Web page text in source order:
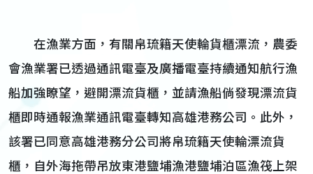
在漁業方面，有關帛琉籍天使輪貨櫃漂流，農委
會漁業署已透過通訊電臺及廣播電臺持續通知航行漁
船加強瞭望，避開漂流貨櫃，並請漁船倘發現漂流貨
櫃即時通報漁業通訊電臺轉知高雄港務公司。此外，
該署已同意高雄港務分公司將帛琉籍天使輪漂流貨
櫃，自外海拖帶吊放東港鹽埔漁港鹽埔泊區漁筏上架